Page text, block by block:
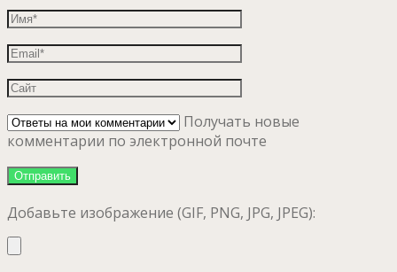
Получать новые
комментарии по электронной почте
Добавьте изображение (GIF, PNG, JPG, JPEG):